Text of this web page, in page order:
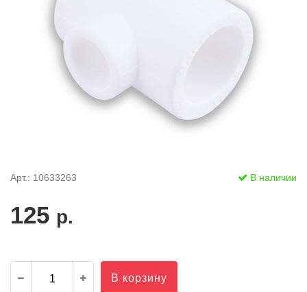
Арт.: 10633263 В наличии
125 р.
В корзину